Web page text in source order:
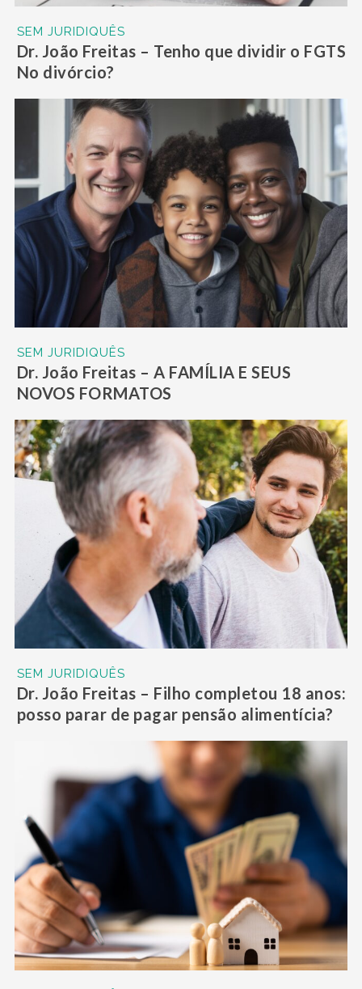
SEM JURIDIQUÊS
Dr. João Freitas – Tenho que dividir o FGTS
No divórcio?
SEM JURIDIQUÊS
Dr. João Freitas – A FAMÍLIA E SEUS
NOVOS FORMATOS
SEM JURIDIQUÊS
Dr. João Freitas – Filho completou 18 anos:
posso parar de pagar pensão alimentícia?